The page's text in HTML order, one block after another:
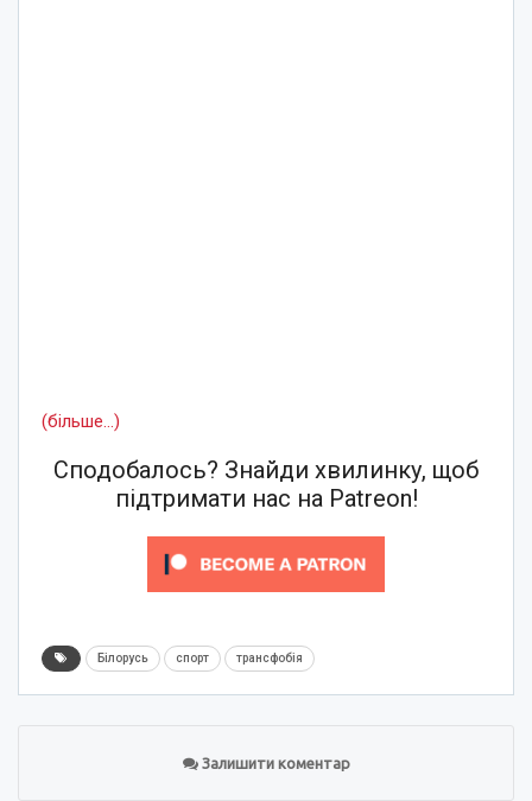
(більше…)
Сподобалось? Знайди хвилинку, щоб
підтримати нас на Patreon!
Білорусь спорт трансфобія
Залишити коментар